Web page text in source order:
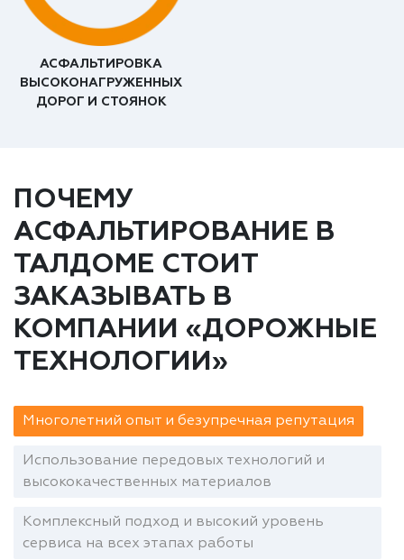
АСФАЛЬТИРОВКА
ВЫСОКОНАГРУЖЕННЫХ
ДОРОГ И СТОЯНОК
ПОЧЕМУ
АСФАЛЬТИРОВАНИЕ В
ТАЛДОМЕ СТОИТ
ЗАКАЗЫВАТЬ В
КОМПАНИИ «ДОРОЖНЫЕ
ТЕХНОЛОГИИ»
Многолетний опыт и безупречная репутация
Использование передовых технологий и
высококачественных материалов
Комплексный подход и высокий уровень
сервиса на всех этапах работы